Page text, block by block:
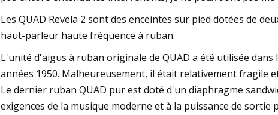
Les QUAD Revela 2 sont des enceintes sur pied dotées de
haut-parleur haute fréquence à ruban.
L'unité d'aigus à ruban originale de QUAD a été utilisée
années 1950. Malheureusement, il était relativement fragile
Le dernier ruban QUAD pur est doté d'un diaphragme
exigences de la musique moderne et à la puissance de